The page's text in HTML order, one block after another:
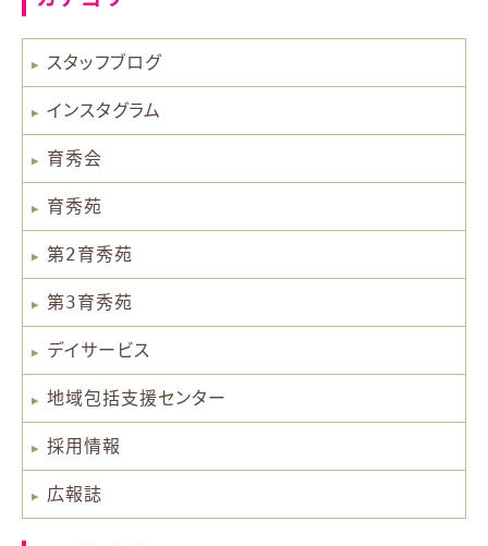
スタッフブログ
インスタグラム
育秀会
育秀苑
第2育秀苑
第3育秀苑
デイサービス
地域包括支援センター
採用情報
広報誌